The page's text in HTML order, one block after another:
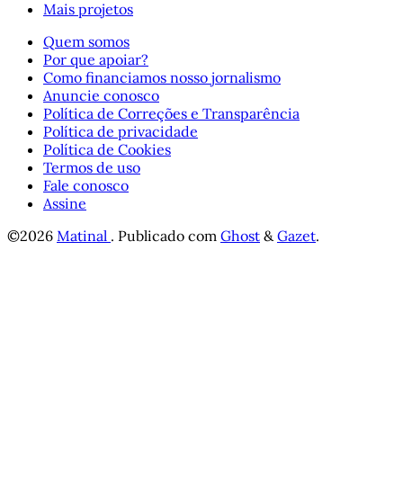
Mais projetos
Quem somos
Por que apoiar?
Como financiamos nosso jornalismo
Anuncie conosco
Política de Correções e Transparência
Política de privacidade
Política de Cookies
Termos de uso
Fale conosco
Assine
©2026 Matinal . Publicado com Ghost &Gazet.